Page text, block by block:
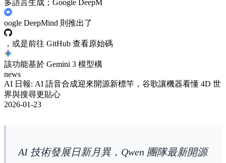
多語言生成；Google DeepM
oogle DeepMind 則推出了
，或是前往 GitHub 查看原始碼
該功能基於 Gemini 3 模型構
news
AI 日報: AI 語音合成迎來開源新標竿，谷歌讓機器看懂 4D 世
界與搜尋更貼心
2026-01-23
AI 技術發展日新月異，Qwen 團隊最新開源